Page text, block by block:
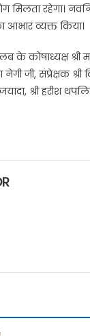
मिलता रहेगा।
आभार व्यक्त किया।
कोषाध्यक्ष श्री
नेगी जी, संप्रेक्षक
श्री हरीश